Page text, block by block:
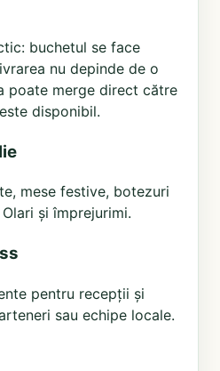
buchetul se face
nu depinde de o
poate merge direct către
disponibil.
mese festive, botezuri
și împrejurimi.
pentru recepții și
sau echipe locale.